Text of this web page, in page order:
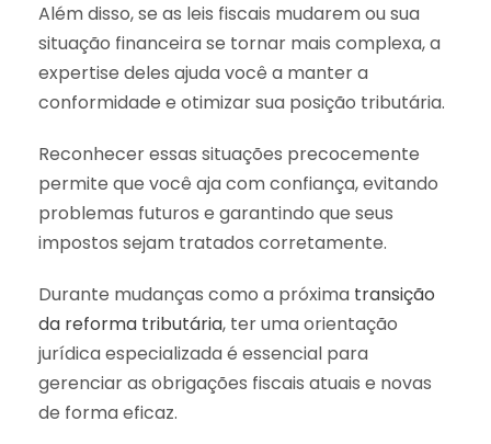
Além disso, se as leis fiscais mudarem ou sua
situação financeira se tornar mais complexa, a
expertise deles ajuda você a manter a
conformidade e otimizar sua posição tributária.
Reconhecer essas situações precocemente
permite que você aja com confiança, evitando
problemas futuros e garantindo que seus
impostos sejam tratados corretamente.
Durante mudanças como a próxima transição
da reforma tributária, ter uma orientação
jurídica especializada é essencial para
gerenciar as obrigações fiscais atuais e novas
de forma eficaz.